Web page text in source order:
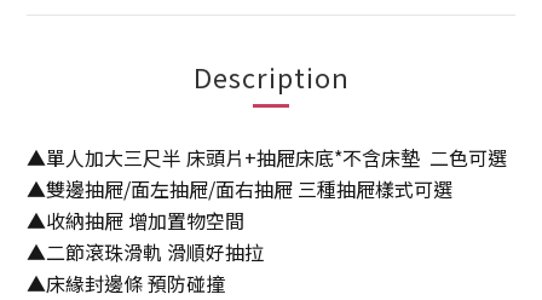
Description
▲單人加大三尺半 床頭片+抽屜床底*不含床墊 二色可選
▲雙邊抽屜/面左抽屜/面右抽屜 三種抽屜樣式可選
▲收納抽屜 增加置物空間
▲二節滾珠滑軌 滑順好抽拉
▲床緣封邊條 預防碰撞